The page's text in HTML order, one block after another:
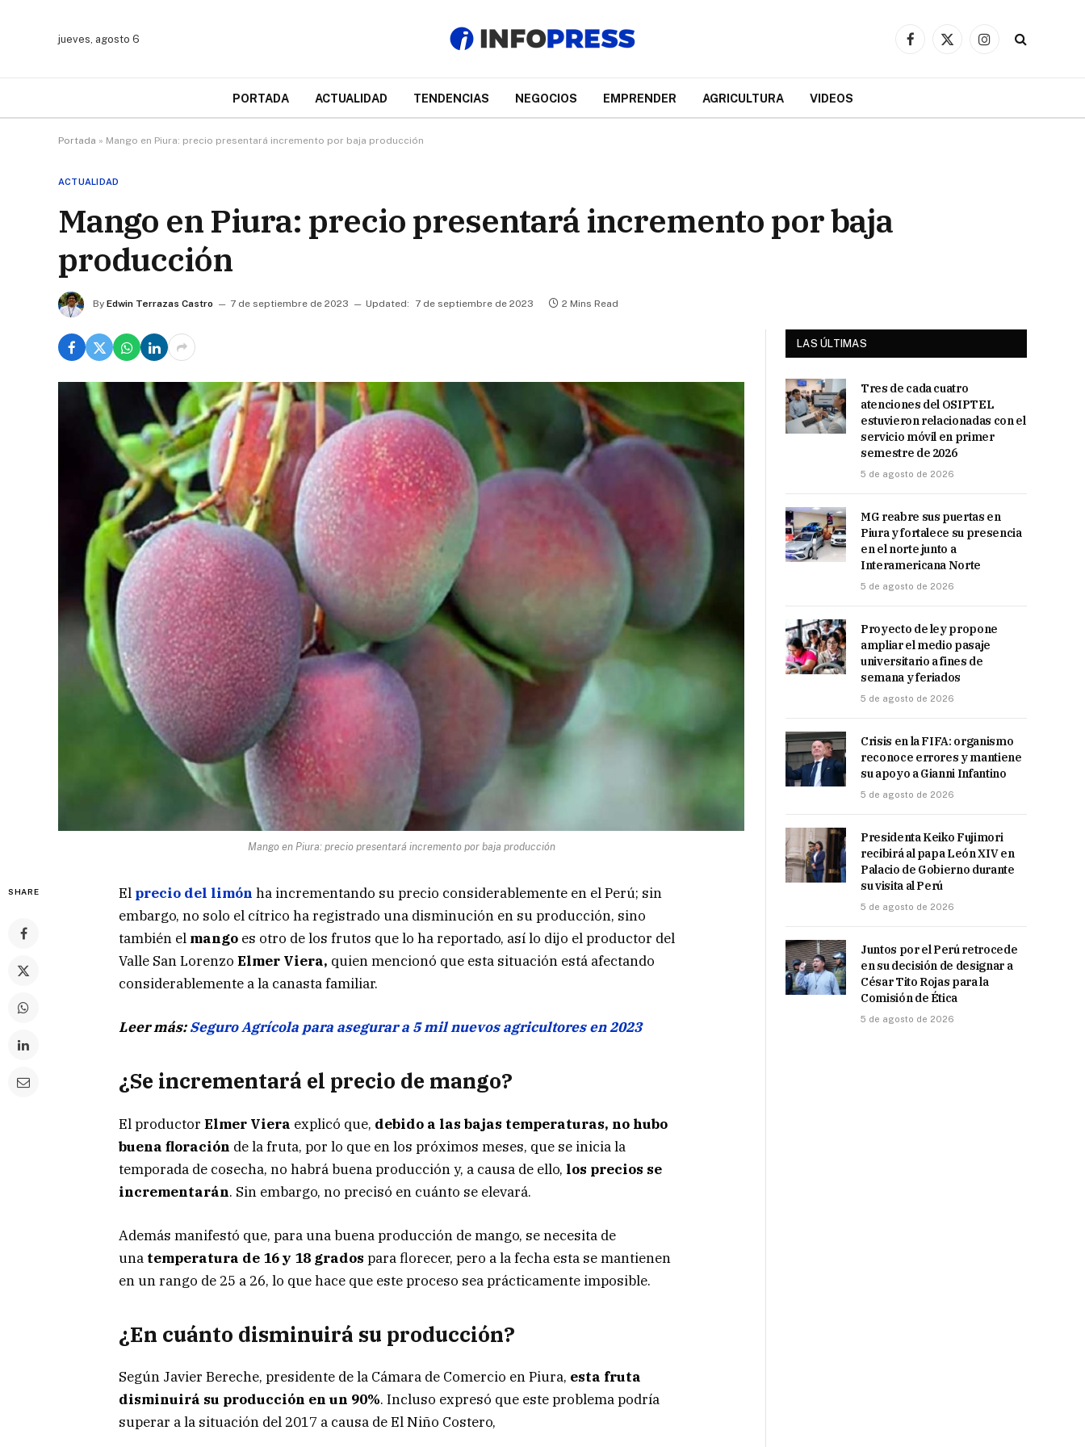
jueves, agosto 6
Facebook
X
Instagram
PORTADA ACTUALIDAD TENDENCIAS NEGOCIOS EMPRENDER AGRICULTURA VIDEOS
Portada » Mango en Piura: precio presentará incremento por baja producción
ACTUALIDAD
Mango en Piura: precio presentará incremento por baja
producción
By Edwin Terrazas Castro 7 de septiembre de 2023 Updated: 7 de septiembre de 2023 2 Mins Read
Mango en Piura: precio presentará incremento por baja producción
SHARE El precio del limón ha incrementando su precio considerablemente en el Perú; sin
embargo, no solo el cítrico ha registrado una disminución en su producción, sino
también el mango es otro de los frutos que lo ha reportado, así lo dijo el productor del
Valle San Lorenzo Elmer Viera, quien mencionó que esta situación está afectando
considerablemente a la canasta familiar.
Leer más:Seguro Agrícola para asegurar a 5 mil nuevos agricultores en 2023
¿Se incrementará el precio de mango?
El productor Elmer Viera explicó que, debido a las bajas temperaturas, no hubo
buena floración de la fruta, por lo que en los próximos meses, que se inicia la
temporada de cosecha, no habrá buena producción y, a causa de ello, los precios se
incrementarán. Sin embargo, no precisó en cuánto se elevará.
Además manifestó que, para una buena producción de mango, se necesita de
una temperatura de 16 y 18 grados para florecer, pero a la fecha esta se mantienen
en un rango de 25 a 26, lo que hace que este proceso sea prácticamente imposible.
¿En cuánto disminuirá su producción?
Según Javier Bereche, presidente de la Cámara de Comercio en Piura, esta fruta
disminuirá su producción en un 90%. Incluso expresó que este problema podría
superar a la situación del 2017 a causa de El Niño Costero,
LAS ÚLTIMAS
Tres de cada cuatro
atenciones del OSIPTEL
estuvieron relacionadas con el
servicio móvil en primer
semestre de 2026
5 de agosto de 2026
MG reabre sus puertas en
Piura y fortalece su presencia
en el norte junto a
Interamericana Norte
5 de agosto de 2026
Proyecto de ley propone
ampliar el medio pasaje
universitario a fines de
semana y feriados
5 de agosto de 2026
Crisis en la FIFA: organismo
reconoce errores y mantiene
su apoyo a Gianni Infantino
5 de agosto de 2026
Presidenta Keiko Fujimori
recibirá al papa León XIV en
Palacio de Gobierno durante
su visita al Perú
5 de agosto de 2026
Juntos por el Perú retrocede
en su decisión de designar a
César Tito Rojas para la
Comisión de Ética
5 de agosto de 2026